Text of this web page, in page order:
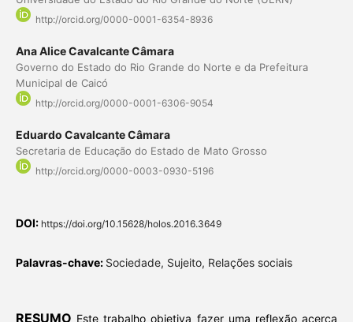
http://orcid.org/0000-0001-6354-8936
Ana Alice Cavalcante Câmara
Governo do Estado do Rio Grande do Norte e da Prefeitura
Municipal de Caicó
http://orcid.org/0000-0001-6306-9054
Eduardo Cavalcante Câmara
Secretaria de Educação do Estado de Mato Grosso
http://orcid.org/0000-0003-0930-5196
DOI: https://doi.org/10.15628/holos.2016.3649
Palavras-chave: Sociedade, Sujeito, Relações sociais
RESUMO Este trabalho objetiva fazer uma reflexão acerca